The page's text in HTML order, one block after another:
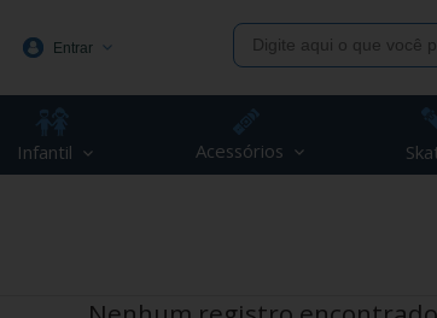
Entrar
Infantil Acessórios